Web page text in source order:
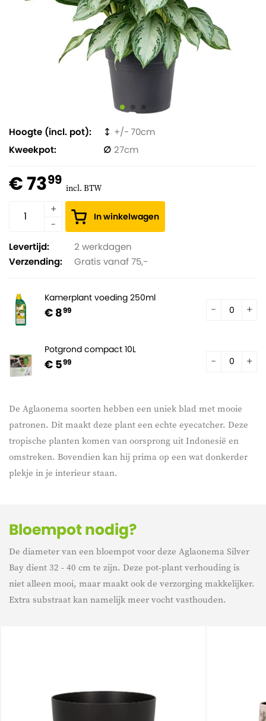
De Aglaonema soorten hebben een uniek blad met mooie
patronen. Dit maakt deze plant een echte eyecatcher. Deze
tropische planten komen van oorsprong uit Indonesië en
omstreken. Bovendien kan hij prima op een wat donkerder
plekje in je interieur staan.
Hoogte (incl. pot)
70
Kweekpot
27
€ 7399 incl. BTW
In winkelwagen
Levertijd:
2 werkdagen
Verzending:
Gratis vanaf 75,-
Kamerplant voeding 250ml
€ 899
Potgrond compact 10L
€ 599
Bloempot nodig?
De diameter van een bloempot voor deze Aglaonema Silver
Bay dient 32 - 40 cm te zijn. Deze pot-plant verhouding is
niet alleen mooi, maar maakt ook de verzorging makkelijker.
Extra substraat kan namelijk meer vocht vasthouden.